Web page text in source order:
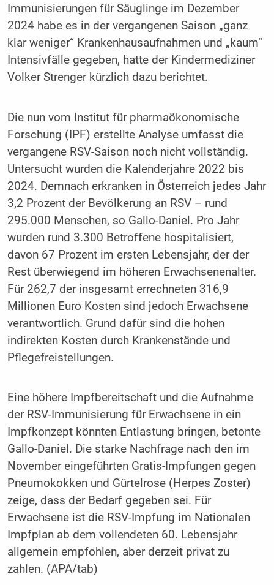
Immunisierungen für Säuglinge im Dezember
2024 habe es in der vergangenen Saison „ganz
klar weniger“ Krankenhausaufnahmen und „kaum“
Intensivfälle gegeben, hatte der Kindermediziner
Volker Strenger kürzlich dazu berichtet.
Die nun vom Institut für pharmaökonomische
Forschung (IPF) erstellte Analyse umfasst die
vergangene RSV-Saison noch nicht vollständig.
Untersucht wurden die Kalenderjahre 2022 bis
2024. Demnach erkranken in Österreich jedes Jahr
3,2 Prozent der Bevölkerung an RSV – rund
295.000 Menschen, so Gallo-Daniel. Pro Jahr
wurden rund 3.300 Betroffene hospitalisiert,
davon 67 Prozent im ersten Lebensjahr, der der
Rest überwiegend im höheren Erwachsenenalter.
Für 262,7 der insgesamt errechneten 316,9
Millionen Euro Kosten sind jedoch Erwachsene
verantwortlich. Grund dafür sind die hohen
indirekten Kosten durch Krankenstände und
Pflegefreistellungen.
Eine höhere Impfbereitschaft und die Aufnahme
der RSV-Immunisierung für Erwachsene in ein
Impfkonzept könnten Entlastung bringen, betonte
Gallo-Daniel. Die starke Nachfrage nach den im
November eingeführten Gratis-Impfungen gegen
Pneumokokken und Gürtelrose (Herpes Zoster)
zeige, dass der Bedarf gegeben sei. Für
Erwachsene ist die RSV-Impfung im Nationalen
Impfplan ab dem vollendeten 60. Lebensjahr
allgemein empfohlen, aber derzeit privat zu
zahlen. (APA/tab)